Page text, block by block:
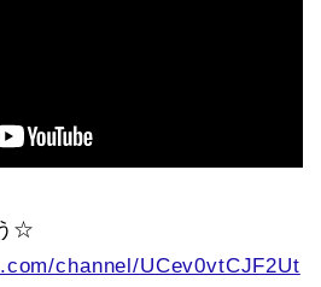
☆
channel/UCev0vtCJF2Ut